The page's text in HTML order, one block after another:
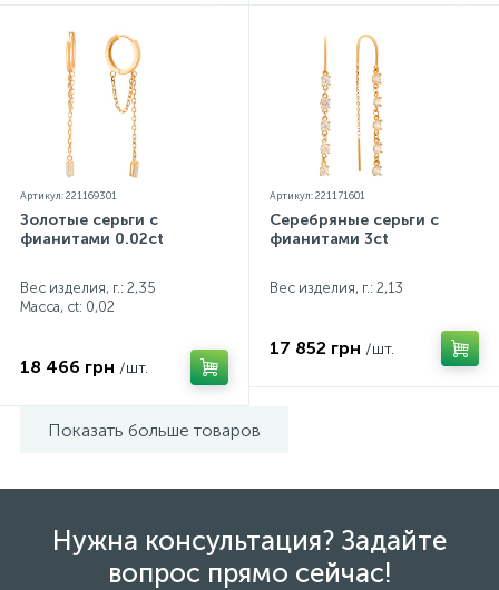
Артикул: 221169301
Золотые серьги с
фианитами 0.02ct
Вес изделия, г.: 2,35
Масса, ct: 0,02
18 466 грн /шт.
Артикул: 221171601
Серебряные серьги с
фианитами 3ct
Вес изделия, г.: 2,13
17 852 грн /шт.
Показать больше товаров
Нужна консультация? Задайте
вопрос прямо сейчас!